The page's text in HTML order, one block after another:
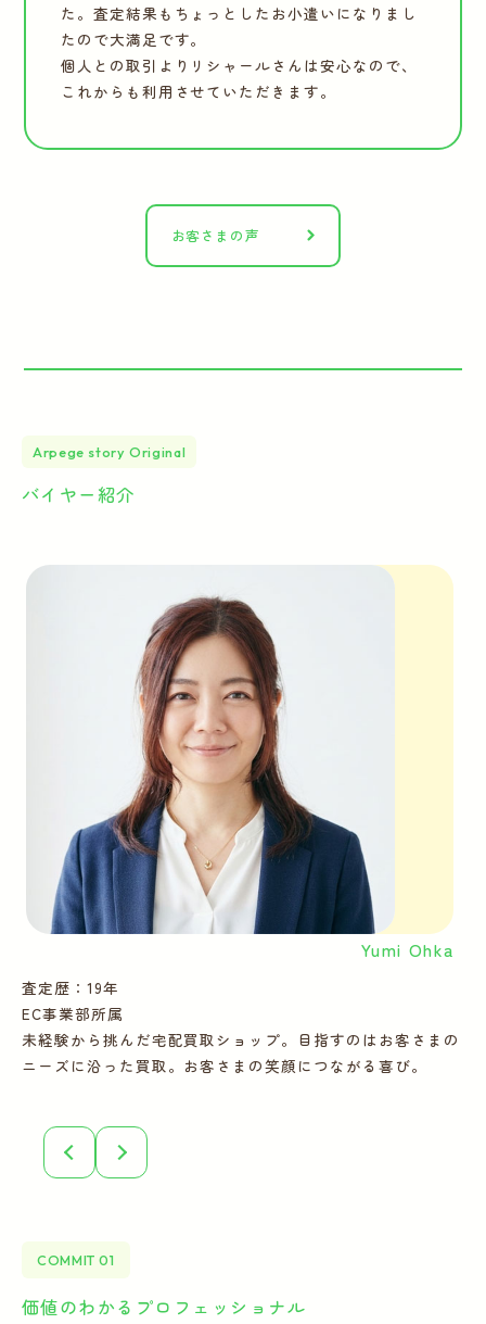
た。査定結果もちょっとしたお小遣いになりまし
たので大満足です。
個人との取引よりリシャールさんは安心なので、
これからも利用させていただきます。
お客さまの声
Arpege story Original
バイヤー紹介
Yumi Ohka
査定歴：19年
EC事業部所属
未経験から挑んだ宅配買取ショップ。目指すのはお客さまの
ニーズに沿った買取。お客さまの笑顔につながる喜び。
COMMIT 01
価値のわかるプロフェッショナル